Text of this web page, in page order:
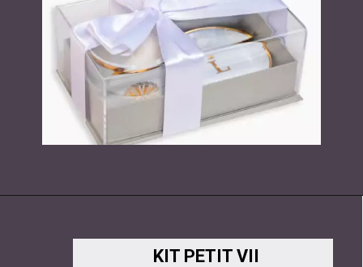
KIT PETIT VII